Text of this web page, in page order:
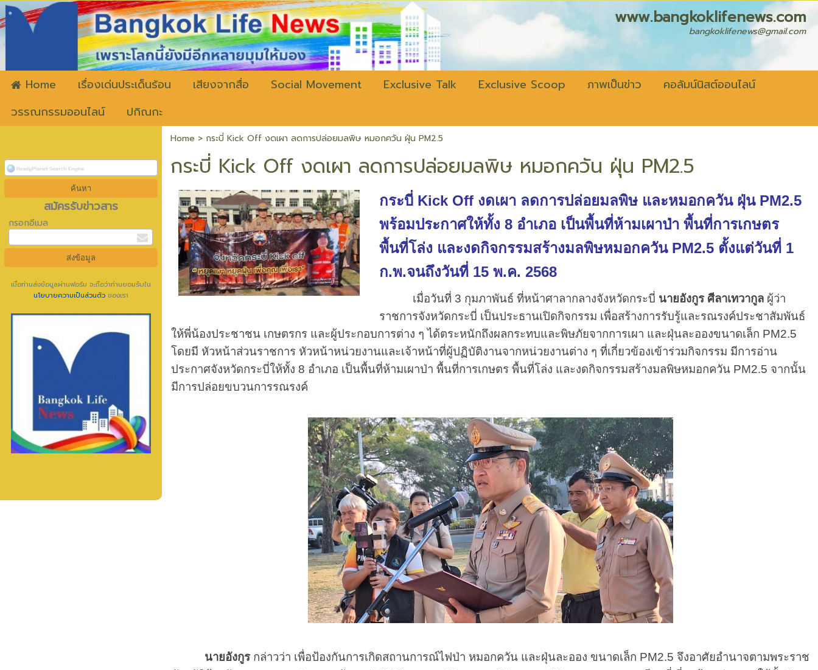
www.bangkoklifenews.com
bangkoklifenews@gmail.com
Home เรื่องเด่นประเด็นร้อน เสียงจากสื่อ Social Movement Exclusive Talk Exclusive Scoop ภาพเป็นข่าว
คอลัมน์นิสต์ออนไลน์
วรรณกรรมออนไลน์
ปกิณกะ
สมัครรับข่าวสาร
กรอกอีเมล
เมื่อท่านส่งข้อมูลผ่านฟอร์ม จะถือว่าท่านยอมรับใน
นโยบายความเป็นส่วนตัว ของเรา
Home > กระบี่ Kick Off งดเผา ลดการปล่อยมลพิษ หมอกควัน ฝุ่น PM2.5
กระบี่ Kick Off งดเผา ลดการปล่อยมลพิษ หมอกควัน ฝุ่น PM2.5
กระบี่ Kick Off งดเผา ลดการปล่อยมลพิษ และหมอกควัน ฝุ่น PM2.5
พร้อมประกาศให้ทั้ง 8 อำเภอ เป็นพื้นที่ห้ามเผาป่า พื้นที่การเกษตร
พื้นที่โล่ง และงดกิจกรรมสร้างมลพิษหมอกควัน PM2.5 ตั้งแต่วันที่ 1
ก.พ.จนถึงวันที่ 15 พ.ค. 2568
เมื่อวันที่ 3 กุมภาพันธ์ ที่หน้าศาลากลางจังหวัดกระบี่ นายอังกูร ศีลาเทวากูลผู้ว่า
ราชการจังหวัดกระบี่ เป็นประธานเปิดกิจกรรม เพื่อสร้างการรับรู้และรณรงค์ประชาสัมพันธ์
ให้พี่น้องประชาชน เกษตรกร และผู้ประกอบการต่าง ๆ ได้ตระหนักถึงผลกระทบและพิษภัยจากการเผา และฝุ่นละอองขนาดเล็ก PM2.5
โดยมี หัวหน้าส่วนราชการ หัวหน้าหน่วยงานและเจ้าหน้าที่ผู้ปฏิบัติงานจากหน่วยงานต่าง ๆ ที่เกี่ยวข้องเข้าร่วมกิจกรรม มีการอ่าน
ประกาศจังหวัดกระบี่ให้ทั้ง 8 อำเภอ เป็นพื้นที่ห้ามเผาป่า พื้นที่การเกษตร พื้นที่โล่ง และงดกิจกรรมสร้างมลพิษหมอกควัน PM2.5 จากนั้น
มีการปล่อยขบวนการรณรงค์
นายอังกูรกล่าวว่า เพื่อป้องกันการเกิดสถานการณ์ไฟป่า หมอกควัน และฝุ่นละออง ขนาดเล็ก PM2.5 จึงอาศัยอำนาจตามพระราช